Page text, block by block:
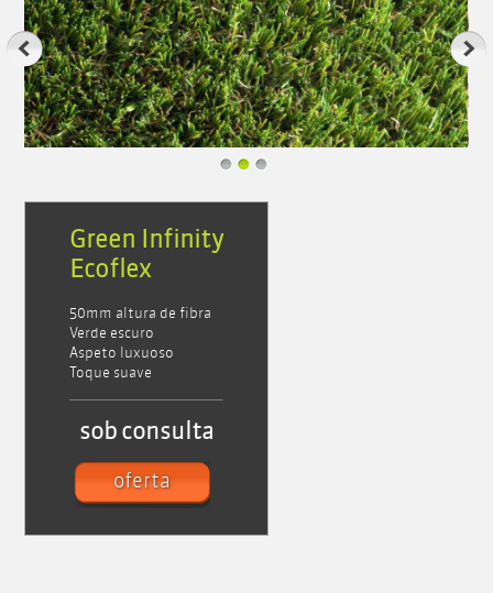
Green Infinity
Ecoflex
50mm altura de fibra
Verde escuro
Aspeto luxuoso
Toque suave
sob consulta
oferta